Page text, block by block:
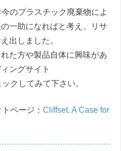
のプラスチック廃棄物によ
一助になればと考え、リサ
出しました。
た方や製品自体に興味があ
ングサイト
クしてみて下さい。
ページ： Cliffset. A Case for